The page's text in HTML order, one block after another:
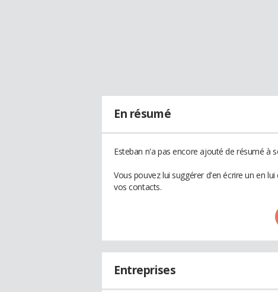
En résumé
Esteban n'a pas encore ajouté de résumé à
Vous pouvez lui suggérer d'en écrire un en
vos contacts.
Entreprises